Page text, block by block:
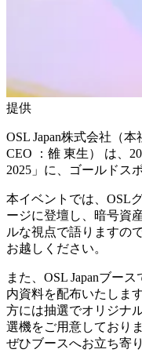
提供
OSL Japan株式会社（
CEO ：雒 東生） は、
2025」に、ゴールドス
本イベントでは、OSL
ージに登壇し、暗号資
ルな視点で語りますの
お越しください。
また、OSL Japanブー
内資料を配布いたしま
方には抽選でオリジナ
選機をご用意しており
ぜひブースへお立ち寄